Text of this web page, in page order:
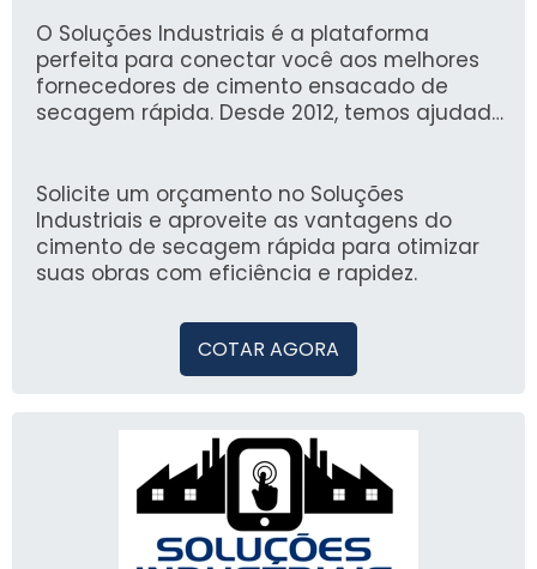
comprometer a qualidade.
O Soluções Industriais é a plataforma
perfeita para conectar você aos melhores
fornecedores de cimento ensacado de
secagem rápida. Desde 2012, temos ajudado
garantindo um processo confiável e
eficiente.
Solicite um orçamento no Soluções
Industriais e aproveite as vantagens do
cimento de secagem rápida para otimizar
suas obras com eficiência e rapidez.
COTAR AGORA